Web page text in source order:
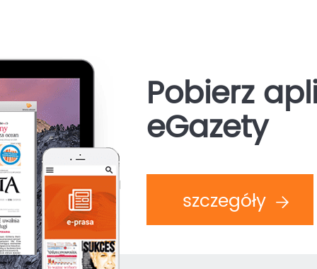
Pobierz
eGazety
szczegóły